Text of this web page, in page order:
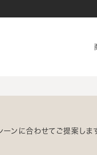
ンに合わせてご提案します